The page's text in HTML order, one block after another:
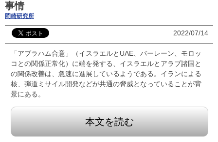
事情
岡崎研究所
2022/07/14
「アブラハム合意」（イスラエルとUAE、バーレーン、モロッ
コとの関係正常化）に端を発する、イスラエルとアラブ諸国と
の関係改善は、急速に進展しているようである。イランによる
核、弾道ミサイル開発などが共通の脅威となっていることが背
景にある。
本文を読む